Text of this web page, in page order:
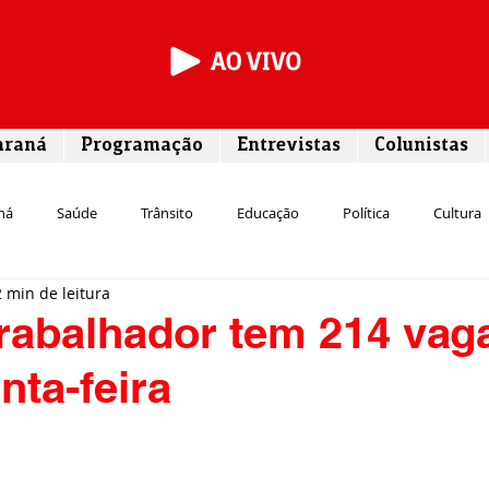
Programação Entrevistas Colunistas
Saúde Trânsito Educação Política Cultura
Segurança
Meio ambiente Comunicação
tem 214
feira
min de leitura